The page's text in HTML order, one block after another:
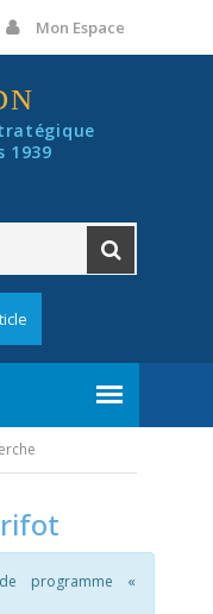
Mon Espace
1939
programme «